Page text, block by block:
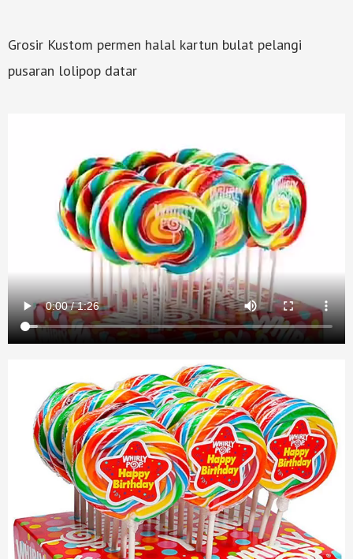
Grosir Kustom permen halal kartun bulat pelangi
pusaran lolipop datar